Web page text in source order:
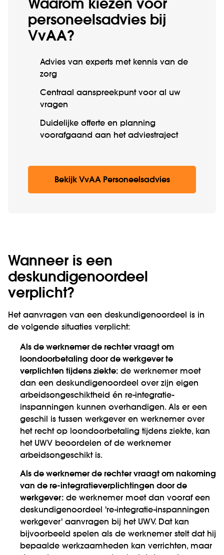
Waarom kiezen voor
personeels­advies bij
VvAA?
Advies van experts met kennis van de
zorg
Centraal aanspreekpunt voor al uw
vragen
Duidelijke offerte en planning
voorafgaand aan het adviestraject
Bekijk VvAA Personeelsadvies
Wanneer is een
deskundigenoordeel
verplicht?
Het aanvragen van een deskundigenoordeel is in
de volgende situaties verplicht:
Als de werknemer de rechter vraagt om
loondoorbetaling door de werkgever te
verplichten tijdens ziekte: de werknemer moet
dan een deskundigenoordeel over zijn eigen
arbeidsongeschiktheid én re-integratie-
inspanningen kunnen overhandigen. Als er een
geschil is tussen werkgever en werknemer over
het recht op loondoorbetaling tijdens ziekte, kan
het UWV beoordelen of de werknemer
arbeidsongeschikt is.
Als de werknemer de rechter vraagt om nakoming
van de re-integratieverplichtingen door de
werkgever: de werknemer moet dan vooraf een
deskundigenoordeel 're-integratie-inspanningen
werkgever' aanvragen bij het UWV. Dat kan
bijvoorbeeld spelen als de werknemer stelt dat hij
bepaalde werkzaamheden kan verrichten, maar